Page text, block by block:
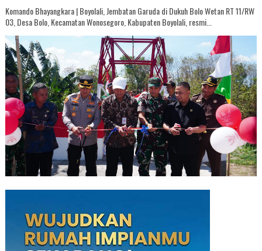
Komando Bhayangkara | Boyolali, Jembatan Garuda di Dukuh Bolo Wetan RT 11/RW
03, Desa Bolo, Kecamatan Wonosegoro, Kabupaten Boyolali, resmi...